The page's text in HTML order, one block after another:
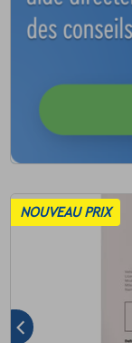
NOUVEAU PRIX